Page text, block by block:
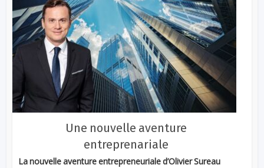
Une nouvelle aventure
entreprenariale
La nouvelle aventure entrepreneuriale d’Olivier Sureau